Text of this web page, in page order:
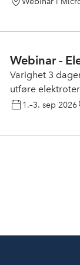
Webinar -
Varighet 3
utføre
bestå, både
1.–3. sep 2026